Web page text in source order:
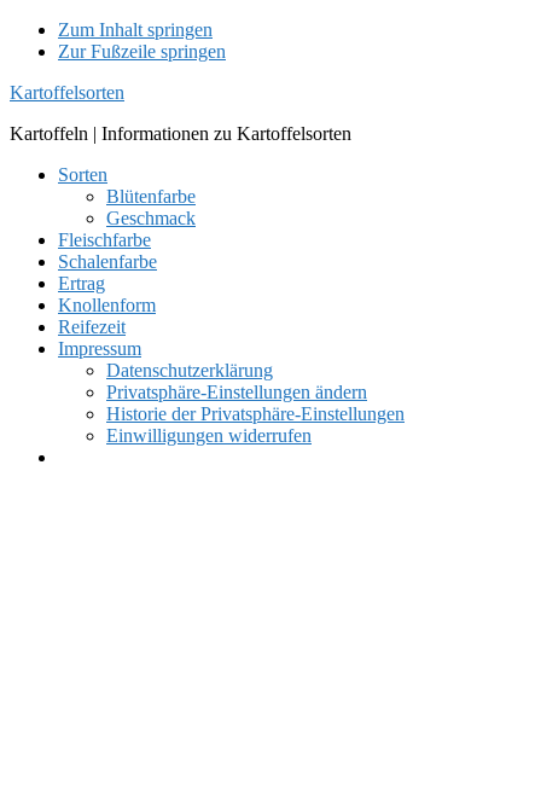
Zum Inhalt springen
Zur Fußzeile springen
Kartoffelsorten
Kartoffeln | Informationen zu Kartoffelsorten
Sorten
Blütenfarbe
Geschmack
Fleischfarbe
Schalenfarbe
Ertrag
Knollenform
Reifezeit
Impressum
Datenschutzerklärung
Privatsphäre-Einstellungen ändern
Historie der Privatsphäre-Einstellungen
Einwilligungen widerrufen